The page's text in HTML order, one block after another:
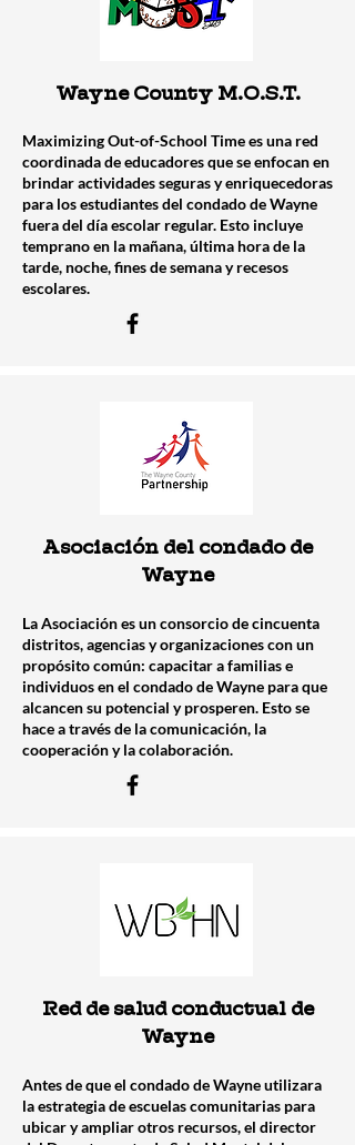
Wayne County M.O.S.T.
Maximizing Out-of-School Time es una red
coordinada de educadores que se enfocan en
brindar actividades seguras y enriquecedoras
para los estudiantes del condado de Wayne
fuera del día escolar regular. Esto incluye
temprano en la mañana, última hora de la
tarde, noche, fines de semana y recesos
escolares.
Asociación del condado de
Wayne
La Asociación es un consorcio de cincuenta
distritos, agencias y organizaciones con un
propósito común: capacitar a familias e
individuos en el condado de Wayne para que
alcancen su potencial y prosperen. Esto se
hace a través de la comunicación, la
cooperación y la colaboración.
Red de salud conductual de
Wayne
Antes de que el condado de Wayne utilizara
la estrategia de escuelas comunitarias para
ubicar y ampliar otros recursos, el director